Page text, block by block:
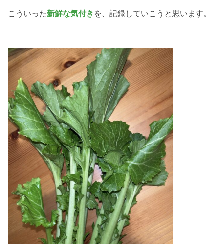
こういった新鮮な気付き を、記録していこうと思います。